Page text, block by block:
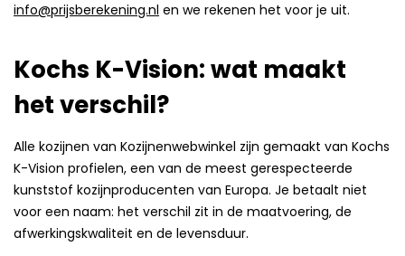
info@prijsberekening.nl en we rekenen het voor je uit.
Kochs K-Vision: wat maakt
het verschil?
Alle kozijnen van Kozijnenwebwinkel zijn gemaakt van Kochs
K-Vision profielen, een van de meest gerespecteerde
kunststof kozijnproducenten van Europa. Je betaalt niet
voor een naam: het verschil zit in de maatvoering, de
afwerkingskwaliteit en de levensduur.